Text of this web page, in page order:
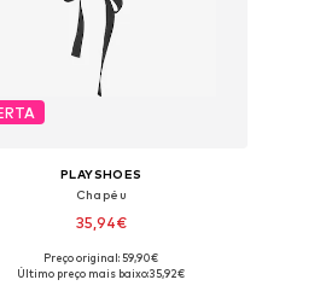
PLAYSHOES
Chapéu
35,94€
disponíveis: 48-52, 52-56
Preço original: 59,90€
Último preço mais baixo:35,92€